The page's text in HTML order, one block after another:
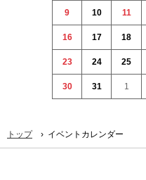
9 10 11
16 17 18
23 24 25
30 31 1
トップ › イベントカレンダー